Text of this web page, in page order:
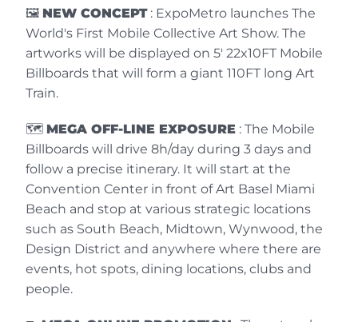
Pich
Kunstmaler
Ich möchte betonen, dass es eine
Herausforderung ist, diese riesige
Expometro in Paris an der Station
Châtelet der Welt zu präsentieren. Diese
🖼️ NEW CONCEPT: ExpoMetro launches The
World's First Mobile Collective Art Show. The
artworks will be displayed on 5' 22x10FT Mobile
Billboards that will form a giant 110FT long Art
Train.
🗺️ MEGA OFF-LINE EXPOSURE : The Mobile
Billboards will drive 8h/day during 3 days and
follow a precise itinerary. It will start at the
Convention Center in front of Art Basel Miami
Beach and stop at various strategic locations
such as South Beach, Midtown, Wynwood, the
Design District and anywhere where there are
events, hot spots, dining locations, clubs and
people.